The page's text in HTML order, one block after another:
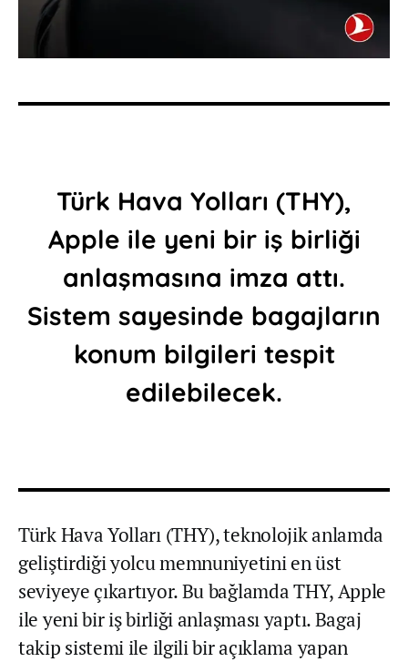
Türk Hava Yolları (THY),
Apple ile yeni bir iş birliği
anlaşmasına imza attı.
Sistem sayesinde bagajların
konum bilgileri tespit
edilebilecek.
Türk Hava Yolları (THY), teknolojik anlamda
geliştirdiği yolcu memnuniyetini en üst
seviyeye çıkartıyor. Bu bağlamda THY, Apple
ile yeni bir iş birliği anlaşması yaptı. Bagaj
takip sistemi ile ilgili bir açıklama yapan